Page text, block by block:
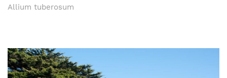
Allium tuberosum